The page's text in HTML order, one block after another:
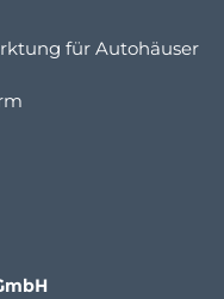
für Autohäuser